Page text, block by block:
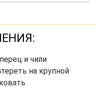
и чили
на крупной